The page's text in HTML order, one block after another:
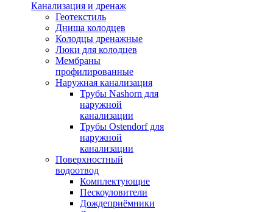
Канализация и дренаж
Геотекстиль
Днища колодцев
Колодцы дренажные
Люки для колодцев
Мембраны
профилированные
Наружная канализация
Трубы Nashorn для
наружной
канализации
Трубы Ostendorf для
наружной
канализации
Поверхностный
водоотвод
Комплектующие
Пескоуловители
Дождеприёмники